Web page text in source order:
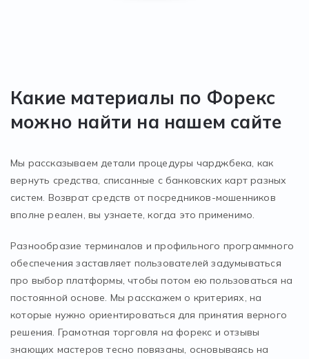
Какие материалы по Форекс
можно найти на нашем сайте
Мы рассказываем детали процедуры чарджбека, как
вернуть средства, списанные с банковских карт разных
систем. Возврат средств от посредников-мошенников
вполне реален, вы узнаете, когда это применимо.
Разнообразие терминалов и профильного программного
обеспечения заставляет пользователей задумываться
про выбор платформы, чтобы потом ею пользоваться на
постоянной основе. Мы расскажем о критериях, на
которые нужно ориентироваться для принятия верного
решения. Грамотная торговля на форекс и отзывы
знающих мастеров тесно повязаны, основываясь на